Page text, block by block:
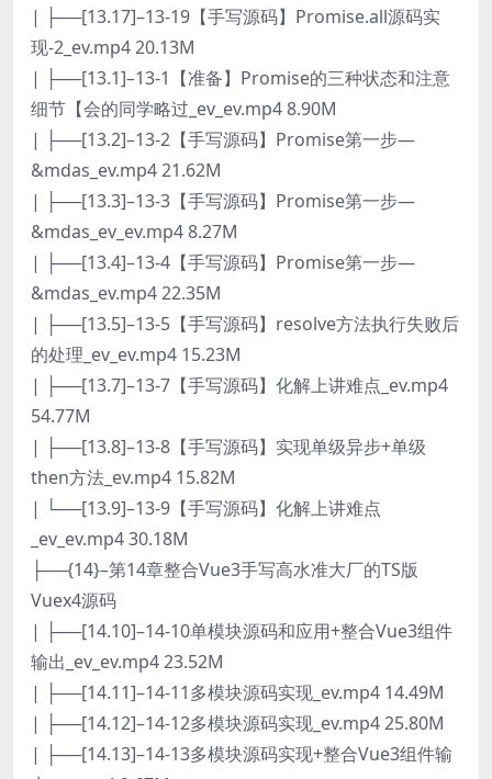
| ├──[13.17]–13-19【手写源码】Promise.all源码实
现-2_ev.mp4 20.13M
| ├──[13.1]–13-1【准备】Promise的三种状态和注意
细节【会的同学略过_ev_ev.mp4 8.90M
| ├──[13.2]–13-2【手写源码】Promise第一步—
&mdas_ev.mp4 21.62M
| ├──[13.3]–13-3【手写源码】Promise第一步—
&mdas_ev_ev.mp4 8.27M
| ├──[13.4]–13-4【手写源码】Promise第一步—
&mdas_ev.mp4 22.35M
| ├──[13.5]–13-5【手写源码】resolve方法执行失败后
的处理_ev_ev.mp4 15.23M
| ├──[13.7]–13-7【手写源码】化解上讲难点_ev.mp4
54.77M
| ├──[13.8]–13-8【手写源码】实现单级异步+单级
then方法_ev.mp4 15.82M
| └──[13.9]–13-9【手写源码】化解上讲难点
_ev_ev.mp4 30.18M
├──{14}–第14章整合Vue3手写高水准大厂的TS版
Vuex4源码
| ├──[14.10]–14-10单模块源码和应用+整合Vue3组件
输出_ev_ev.mp4 23.52M
| ├──[14.11]–14-11多模块源码实现_ev.mp4 14.49M
| ├──[14.12]–14-12多模块源码实现_ev.mp4 25.80M
| ├──[14.13]–14-13多模块源码实现+整合Vue3组件输